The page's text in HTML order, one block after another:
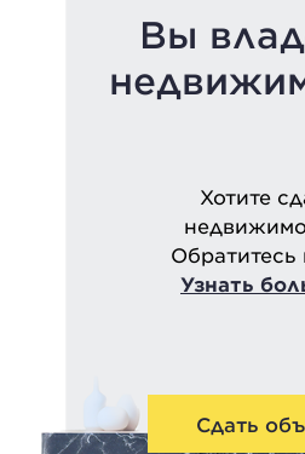
Вы
Хотите
Обратитесь
Узнать
Сдать